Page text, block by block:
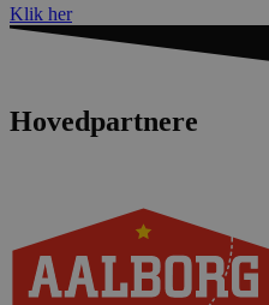
Klik her
Hovedpartnere